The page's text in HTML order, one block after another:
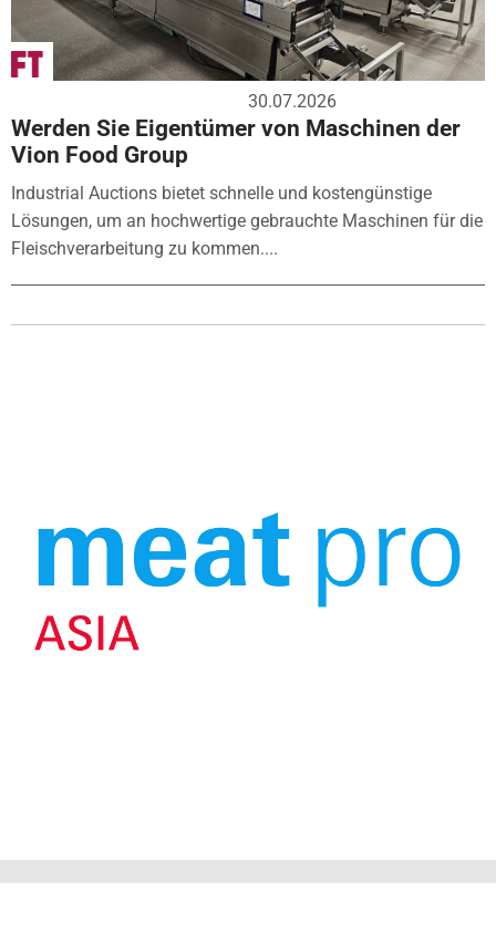
30.07.2026
Werden Sie Eigentümer von Maschinen der
Vion Food Group
Industrial Auctions bietet schnelle und kostengünstige
Lösungen, um an hochwertige gebrauchte Maschinen für die
Fleischverarbeitung zu kommen....